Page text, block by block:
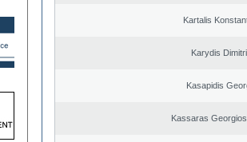
Kartalis
Karydis
Kasapidis
Kassaras